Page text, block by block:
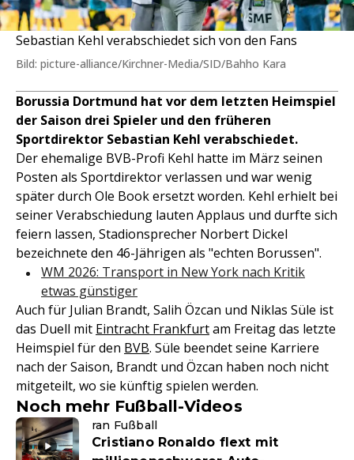
Sebastian Kehl verabschiedet sich von den Fans
Bild: picture-alliance/Kirchner-Media/SID/Bahho Kara
Borussia Dortmund hat vor dem letzten Heimspiel
der Saison drei Spieler und den früheren
Sportdirektor Sebastian Kehl verabschiedet.
Der ehemalige BVB-Profi Kehl hatte im März seinen
Posten als Sportdirektor verlassen und war wenig
später durch Ole Book ersetzt worden. Kehl erhielt bei
seiner Verabschiedung lauten Applaus und durfte sich
feiern lassen, Stadionsprecher Norbert Dickel
bezeichnete den 46-Jährigen als "echten Borussen".
WM 2026: Transport in New York nach Kritik
etwas günstiger
Auch für Julian Brandt, Salih Özcan und Niklas Süle ist
das Duell mit Eintracht Frankfurtam Freitag das letzte
Heimspiel für den BVB. Süle beendet seine Karriere
nach der Saison, Brandt und Özcan haben noch nicht
mitgeteilt, wo sie künftig spielen werden.
Noch mehr Fußball-Videos
ran Fußball
Cristiano Ronaldo flext mit